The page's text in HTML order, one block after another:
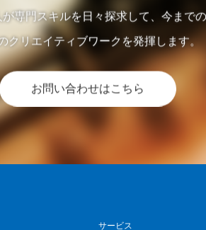
専門スキルを日々探求して、今まで
クリエイティブワークを発揮します。
お問い合わせはこちら
サービス